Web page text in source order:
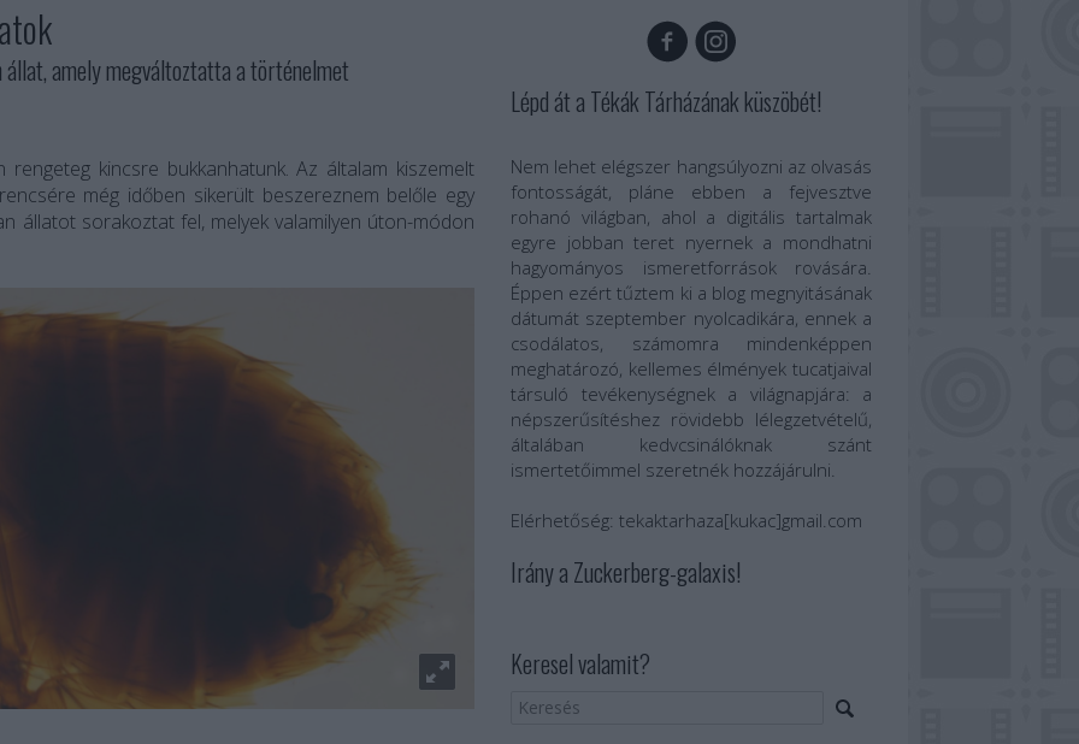
állat, amely megváltoztatta a történelmet
kincsre bukkanhatunk. Az általam kiszemelt
még időben sikerült beszereznem belőle egy
állatot sorakoztat fel, melyek valamilyen úton-módon
Lépd át a Tékák Tárházának küszöbét!
Nem lehet elégszer hangsúlyozni az olvasás
fontosságát, pláne ebben a fejvesztve
rohanó világban, ahol a digitális tartalmak
egyre jobban teret nyernek a mondhatni
hagyományos ismeretforrások rovására.
Éppen ezért tűztem ki a blog megnyitásának
dátumát szeptember nyolcadikára, ennek a
csodálatos, számomra mindenképpen
meghatározó, kellemes élmények tucatjaival
társuló tevékenységnek a világnapjára: a
népszerűsítéshez rövidebb lélegzetvételű,
általában kedvcsinálóknak szánt
ismertetőimmel szeretnék hozzájárulni.
Elérhetőség: tekaktarhaza[kukac]gmail.com
Irány a Zuckerberg-galaxis!
Keresel valamit?